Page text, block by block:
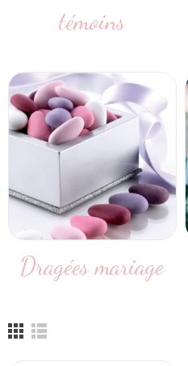
témoins
Dragées mariage